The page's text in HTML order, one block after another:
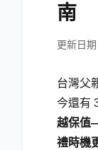
南
更新日期
台灣父
今還有
越保值
禮時機